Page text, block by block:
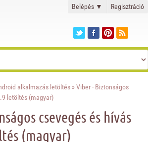
Belépés ▼ Regisztráció
alkalmazás letöltés » Viber - Biztonságos
letöltés (magyar)
csevegés és hívás
(magyar)